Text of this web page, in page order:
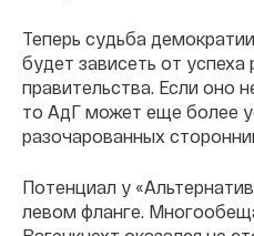
Теперь судьба
будет зависеть от
правительства. Если оно
то АдГ может еще более
разочарованных
Потенциал у
левом фланге.